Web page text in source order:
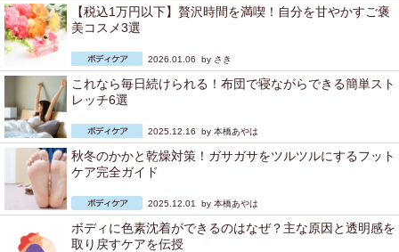
【税込1万円以下】贅沢時間を満喫！自分を甘やかすご褒
美コスメ3選
2026.01.06 by さき
これなら毎日続けられる！布団で寝ながらできる簡単スト
レッチ6選
2025.12.16 by 本橋あやは
秋冬のかかと乾燥対策！ガサガサをツルツルにするフット
ケア完全ガイド
2025.12.01 by 本橋あやは
ボディに色素沈着ができるのはなぜ？主な原因と透明感を
取り戻すケアを伝授